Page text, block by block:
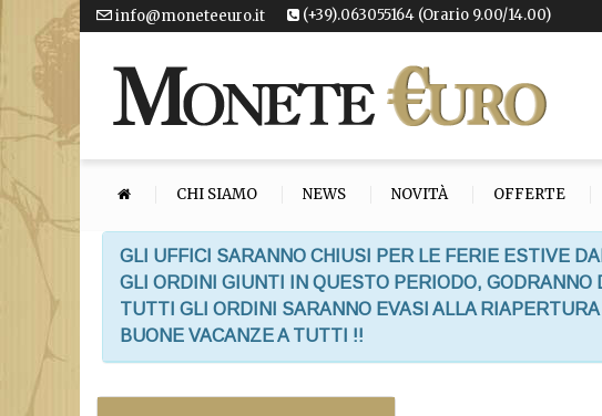
info@moneteeuro.it (+39).063055164 (Orario 9.00/14.00)
CHI SIAMO NEWS NOVITÀ OFFERTE
GLI UFFICI SARANNO CHIUSI PER LE FERIE ESTIVE
GLI ORDINI GIUNTI IN QUESTO PERIODO,
TUTTI GLI ORDINI SARANNO EVASI ALLA
BUONE VACANZE A TUTTI !!